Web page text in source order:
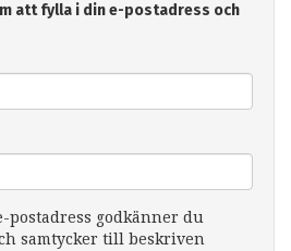
att fylla i din e-postadress och
postadress godkänner du
samtycker till beskriven